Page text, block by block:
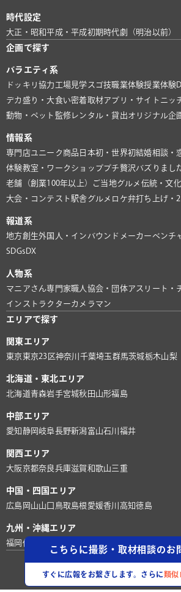
こちらに撮影・取材相談のお
すぐに広報をお繋ぎします。さらに類似
時代設定
大正・昭和平成・平成初期時代劇（明治以前）
企画で探す
バラエティ系
ドッキリ協力 工場見学 スゴ技職業体験授業体験
デカ盛り・大食い密着取材アプリ・サイト ニッ
動物・ペット 監修 レンタル・貸出オリジナル企
情報系
専門店ユニーク商品 日本初・世界初結婚相談・
体験教室・ワークショッププチ贅沢バズりまし
老舗（創業100年以上）
ご当地グルメ 伝統・文
大会・コンテスト 駅舎グルメ ロケ弁打ち上げ・
報道系
地方創生外国人・インバウンド メーカー ベンチ
SDGs DX
人物系
マニアさん専門家 職人 協会・団体アスリート・
インストラクターカメラマン
エリアで探す
関東エリア
東京 東京23区神奈川 千葉埼玉群馬茨城栃木山梨
北海道・東北エリア
北海道青森岩手宮城秋田 山形福島
中部エリア
愛知 静岡 岐阜長野新潟富山石川 福井
関西エリア
大阪京都奈良兵庫滋賀和歌山 三重
中国・四国エリア
広島 岡山山口 鳥取島根 愛媛香川 高知徳島
九州・沖縄エリア
福岡 佐賀
©株式会社ロケグー